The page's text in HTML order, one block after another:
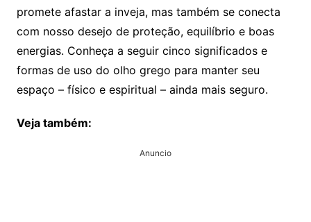
promete afastar a inveja, mas também se conecta
com nosso desejo de proteção, equilíbrio e boas
energias. Conheça a seguir cinco significados e
formas de uso do olho grego para manter seu
espaço – físico e espiritual – ainda mais seguro.
Veja também:
Anuncio